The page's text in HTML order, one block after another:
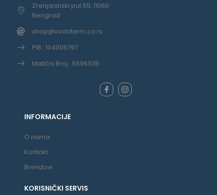
Zrenjaninski put 55, 11060
Beograd
shop@vodoterm.co.rs
PIB : 104006797
Matični Broj : 56961135
INFORMACIJE
O nama
Kontakt
Brendovi
KORISNIČKI SERVIS